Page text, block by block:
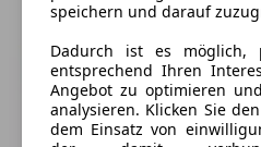
speichern und darauf
Dadurch ist es möglich,
entsprechend Ihren
Angebot zu optimieren
analysieren. Klicken Sie
dem Einsatz von